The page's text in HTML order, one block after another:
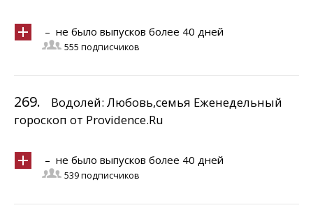
– не было выпусков более 40 дней
555 подписчиков
269.
Водолей: Любовь,семья Еженедельный
гороскоп от Providence.Ru
– не было выпусков более 40 дней
539 подписчиков